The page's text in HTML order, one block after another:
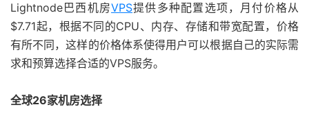
Lightnode巴西机房VPS提供多种配置选项，月付价格从
$7.71起，根据不同的CPU、内存、存储和带宽配置，价格
有所不同，这样的价格体系使得用户可以根据自己的实际需
求和预算选择合适的VPS服务。
全球26家机房选择